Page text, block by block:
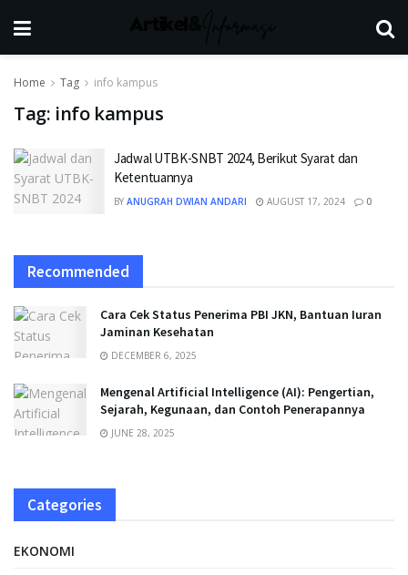
Home Tag info kampus
Tag: info kampus
Jadwal UTBK-SNBT 2024, Berikut Syarat dan
Ketentuannya
BY ANUGRAH DWIAN ANDARI AUGUST 17, 2024 0
Recommended
Cara Cek Status Penerima PBI JKN, Bantuan Iuran
Jaminan Kesehatan
DECEMBER 6, 2025
Mengenal Artificial Intelligence (AI): Pengertian,
Sejarah, Kegunaan, dan Contoh Penerapannya
JUNE 28, 2025
Categories
EKONOMI